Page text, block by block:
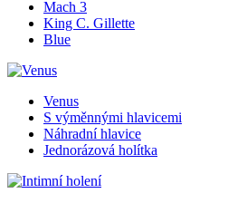
Mach 3
King C. Gillette
Blue
Venus
S výměnnými hlavicemi
Náhradní hlavice
Jednorázová holítka